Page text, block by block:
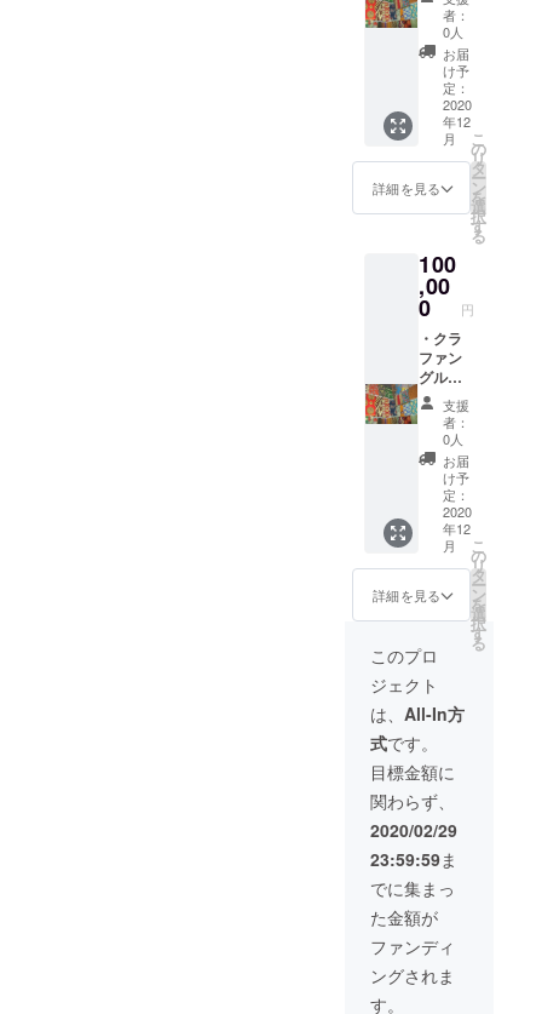
す。 過
ぎてし
まった
場合は
ご相談
くださ
い。
待 ・ル
ワンダ
グッズ
セット
・帰国
会の招
待 ・
MAKIN
O1日貸
切り(ア
フリカ
ビジネ
バイス
付) ＊上
記のリ
ターン
の権利
の有効
期限は
いづれ
も2020
年4月
~2021
年8月ま
でに
なって
いま
す。 過
ぎてし
まった
場合は
ご相談
くださ
い。
者：
0人
お届
け予
定：
2020
年12
月
詳細を見る
こ
の
リ
タ
ー
ン
を
選
択
す
る
100
,00
0 円
・クラ
ファン
グルー
プご招
待 ・ル
ワンダ
グッズ
セット
・帰国
会の招
待 ・
MAKIN
O1日貸
切り(ア
フリカ
ビジネ
スアド
バイス
付) ・
MAKIN
Oと国境
を越え
る旅 ＊
上記の
リター
ンの権
利の有
効期限
はいづ
れも
2020年
4月
~2021
年8月ま
支援
者：
0人
お届
け予
定：
2020
年12
月
詳細を見る
こ
の
リ
タ
ー
ン
を
選
択
す
る
このプロ
ジェクト
は、 All-In方
式です。
目標金額に
関わらず、
2020/02/29
23:59:59ま
でに集まっ
た金額が
ファンディ
ングされま
す。